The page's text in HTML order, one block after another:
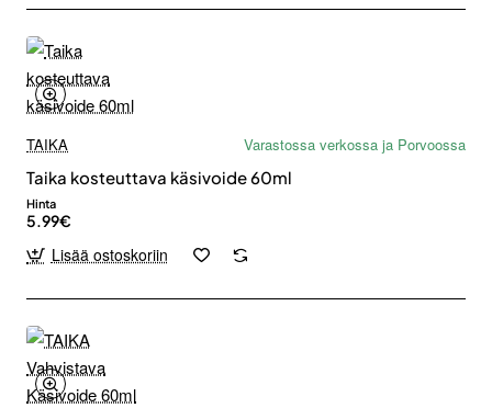
TAIKA
Varastossa verkossa ja Porvoossa
Taika kosteuttava käsivoide 60ml
Hinta
5.99€
Lisää ostoskoriin